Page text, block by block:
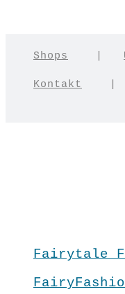
Shops
Kontakt
Fairytale